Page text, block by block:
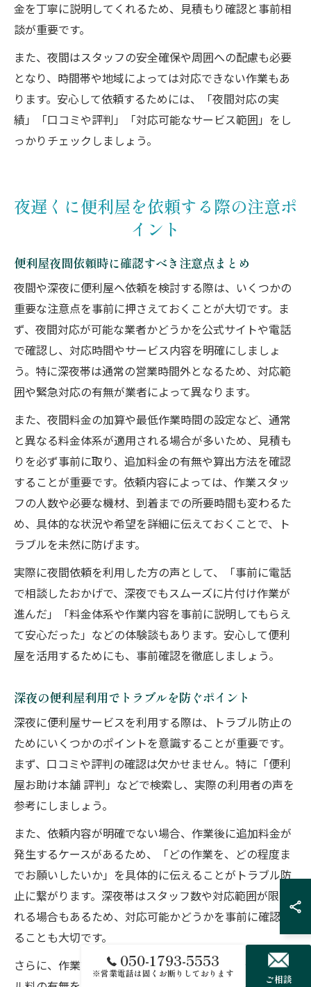
金を丁寧に説明してくれるため、見積もり確認と事前相
談が重要です。
また、夜間はスタッフの安全確保や周囲への配慮も必要
となり、時間帯や地域によっては対応できない作業もあ
ります。安心して依頼するためには、「夜間対応の実
績」「口コミや評判」「対応可能なサービス範囲」をし
っかりチェックしましょう。
夜遅くに便利屋を依頼する際の注意ポ
イント
便利屋夜間依頼時に確認すべき注意点まとめ
夜間や深夜に便利屋へ依頼を検討する際は、いくつかの
重要な注意点を事前に押さえておくことが大切です。ま
ず、夜間対応が可能な業者かどうかを公式サイトや電話
で確認し、対応時間やサービス内容を明確にしましょ
う。特に深夜帯は通常の営業時間外となるため、対応範
囲や緊急対応の有無が業者によって異なります。
また、夜間料金の加算や最低作業時間の設定など、通常
と異なる料金体系が適用される場合が多いため、見積も
りを必ず事前に取り、追加料金の有無や算出方法を確認
することが重要です。依頼内容によっては、作業スタッ
フの人数や必要な機材、到着までの所要時間も変わるた
め、具体的な状況や希望を詳細に伝えておくことで、ト
ラブルを未然に防げます。
実際に夜間依頼を利用した方の声として、「事前に電話
で相談したおかげで、深夜でもスムーズに片付け作業が
進んだ」「料金体系や作業内容を事前に説明してもらえ
て安心だった」などの体験談もあります。安心して便利
屋を活用するためにも、事前確認を徹底しましょう。
深夜の便利屋利用でトラブルを防ぐポイント
深夜に便利屋サービスを利用する際は、トラブル防止の
ためにいくつかのポイントを意識することが重要です。
まず、口コミや評判の確認は欠かせません。特に「便利
屋お助け本舗 評判」などで検索し、実際の利用者の声を
参考にしましょう。
また、依頼内容が明確でない場合、作業後に追加料金が
発生するケースがあるため、「どの作業を、どの程度ま
でお願いしたいか」を具体的に伝えることがトラブル防
止に繋がります。深夜帯はスタッフ数や対応範囲が限ら
れる場合もあるため、対応可能かどうかを事前に確認す
ることも大切です。
さらに、作業前に見積もりを取り、追加料金やキャンセ
050-1793-5553
※営業電話は固くお断りしております ご相談